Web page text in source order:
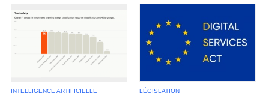
INTELLIGENCE ARTIFICIELLE LÉGISLATION